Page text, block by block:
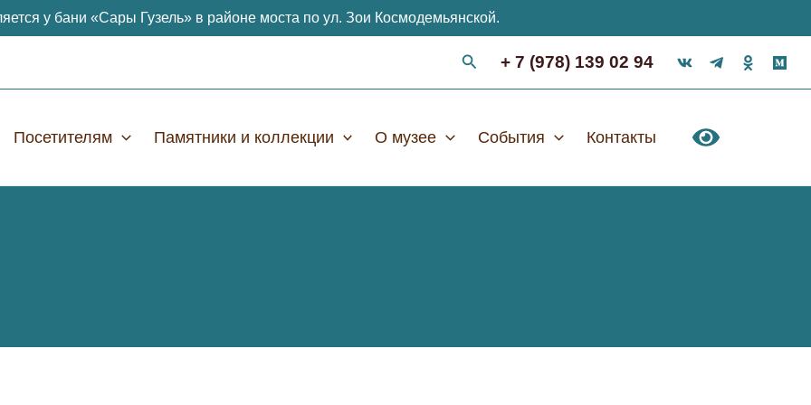
у бани «Сары Гузель» в районе моста по ул. Зои Космодемьянской.
+ 7 (978) 139 02 94
Посетителям Памятники и коллекции О музее События Контакты